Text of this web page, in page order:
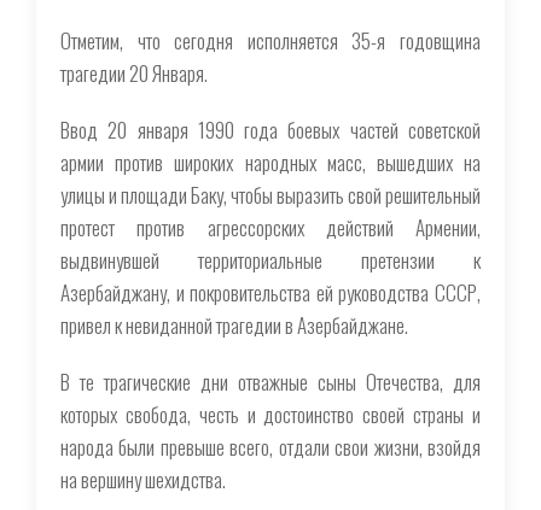
Отметим, что сегодня исполняется 35-я годовщина
трагедии 20 Января.
Ввод 20 января 1990 года боевых частей советской
армии против широких народных масс, вышедших на
улицы и площади Баку, чтобы выразить свой решительный
протест против агрессорских действий Армении,
выдвинувшей территориальные претензии к
Азербайджану, и покровительства ей руководства СССР,
привел к невиданной трагедии в Азербайджане.
В те трагические дни отважные сыны Отечества, для
которых свобода, честь и достоинство своей страны и
народа были превыше всего, отдали свои жизни, взойдя
на вершину шехидства.